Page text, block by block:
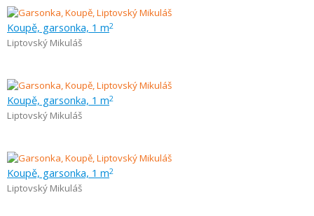
Koupě, garsonka, 1 m2
Liptovský Mikuláš
Koupě, garsonka, 1 m2
Liptovský Mikuláš
Koupě, garsonka, 1 m2
Liptovský Mikuláš